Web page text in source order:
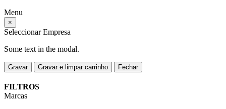
Menu
×
Seleccionar Empresa
Some text in the modal.
Gravar Gravar e limpar carrinho Fechar
FILTROS
Marcas